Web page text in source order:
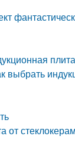
выбрать
от